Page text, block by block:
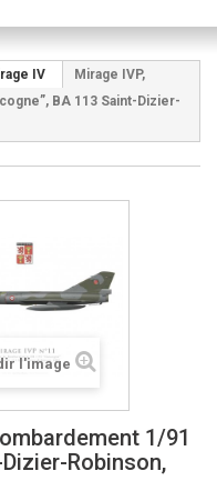
IV
Mirage IVP,
BA 113 Saint-Dizier-
l'image
1/91
Robinson,